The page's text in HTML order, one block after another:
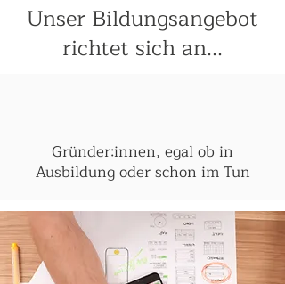
Unser Bildungsangebot
richtet sich an...
Gründer:innen, egal ob in
Ausbildung oder schon im Tun